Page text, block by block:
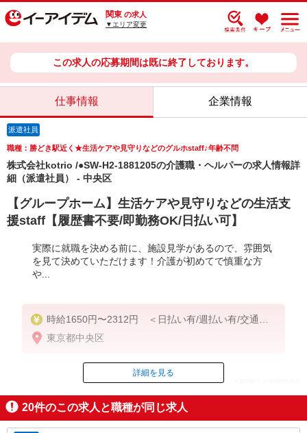
関東 の求人
▼エリア変更
この求人の応募期間は既に終了しております。
仕事情報 企業情報
派遣社員
職種：勝どき駅近く★生活ケアや見守りなどのグルホstaff♪年齢不問
株式会社kotrio /●SW-H2-1881205の介護職・ヘルパーの求人情報詳
細（派遣社員） - 中央区
【グループホーム】生活ケアや見守りなどの生活支
援staff【履歴書不要/即勤務OK/日払い可】
実際に就職を決める前に、施設見学があるので、雰囲気
を見て決めていただけます！介護が初めてで慎重な方
や...
時給1650円〜2312円 ＜日払い有/週払い有/交通費
全支給(ガソリン代含む)＞
東京都中央区
ID：AE0514200048
掲載期間終了
詳細を見る
20件のこの求人と職種が同じ求人